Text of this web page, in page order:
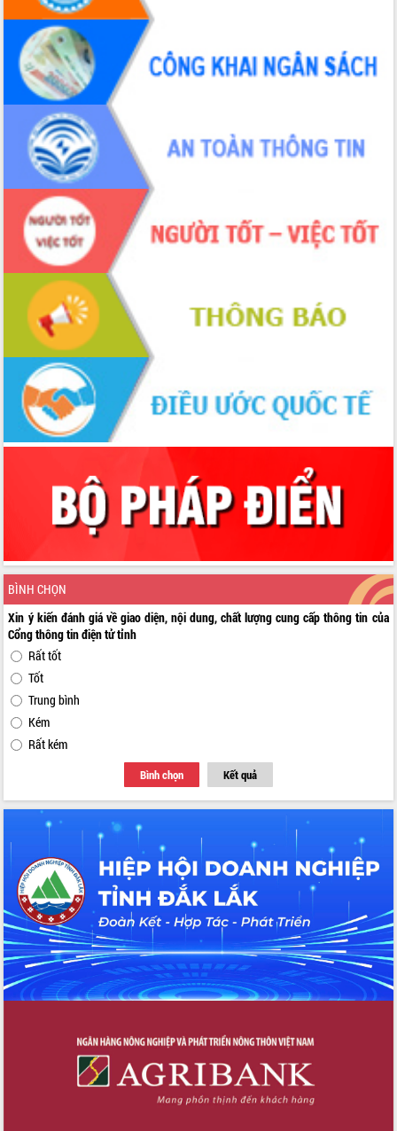
BÌNH CHỌN
Xin ý kiến đánh giá về giao diện, nội dung, chất lượng cung cấp thông tin của
Cổng thông tin điện tử tỉnh
Rất tốt
Tốt
Trung bình
Kém
Rất kém
Bình chọn Kết quả